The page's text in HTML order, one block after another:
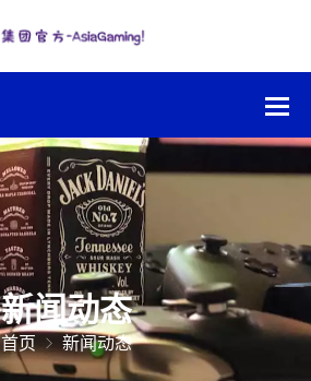
新闻动态
首页 新闻动态